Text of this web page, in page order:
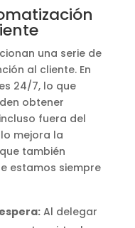
una serie de
al cliente. En
24/7, lo que
obtener
fuera del
mejora la
también
estamos siempre
Al delegar